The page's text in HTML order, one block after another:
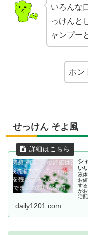
いろんな
っけんと
ャンプー
ホン
せっけん そよ風
シ
い
液
お
す
が
宅
daily1201.com